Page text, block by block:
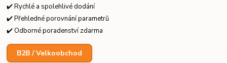
✔️ Rychlé a spolehlivé dodání
✔️ Přehledné porovnání parametrů
✔️ Odborné poradenství zdarma
B2B / Velkoobchod